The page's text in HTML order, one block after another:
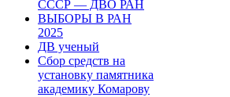
СССР — ДВО РАН
ВЫБОРЫ В РАН
2025
ДВ ученый
Сбор средств на
установку памятника
академику Комарову